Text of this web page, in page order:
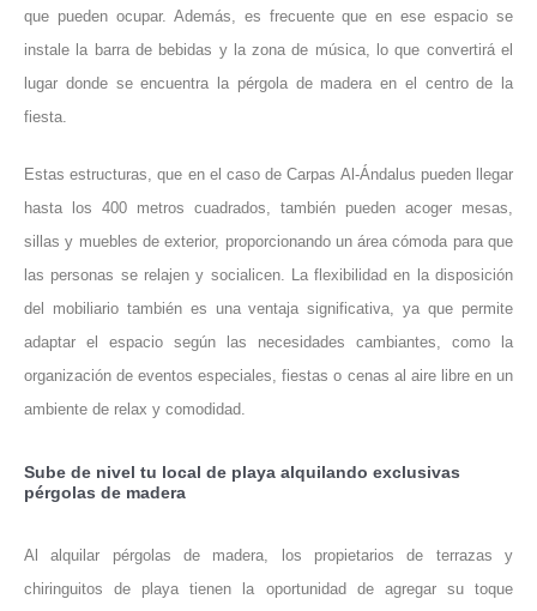
que pueden ocupar. Además, es frecuente que en ese espacio se
instale la barra de bebidas y la zona de música, lo que convertirá el
lugar donde se encuentra la pérgola de madera en el centro de la
fiesta.
Estas estructuras, que en el caso de Carpas Al-Ándalus pueden llegar
hasta los 400 metros cuadrados, también pueden acoger mesas,
sillas y muebles de exterior, proporcionando un área cómoda para que
las personas se relajen y socialicen. La flexibilidad en la disposición
del mobiliario también es una ventaja significativa, ya que permite
adaptar el espacio según las necesidades cambiantes, como la
organización de eventos especiales, fiestas o cenas al aire libre en un
ambiente de relax y comodidad.
Sube de nivel tu local de playa alquilando exclusivas
pérgolas de madera
Al alquilar pérgolas de madera, los propietarios de terrazas y
chiringuitos de playa tienen la oportunidad de agregar su toque